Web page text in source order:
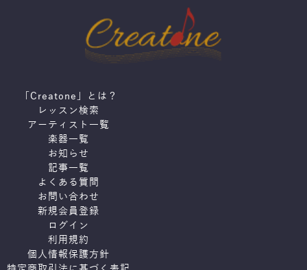
「Creatone」とは？
レッスン検索
アーティスト一覧
楽器一覧
お知らせ
記事一覧
よくある質問
お問い合わせ
新規会員登録
ログイン
利用規約
個人情報保護方針